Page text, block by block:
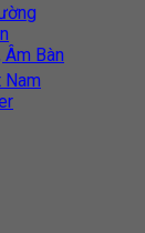
Âm Bàn
Nam